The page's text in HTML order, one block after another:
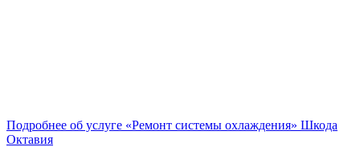
Подробнее об услуге «Ремонт системы охлаждения» Шкода
Октавия